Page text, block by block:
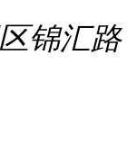
锦汇路